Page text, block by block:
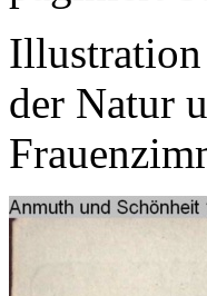
Illustration
der Natur